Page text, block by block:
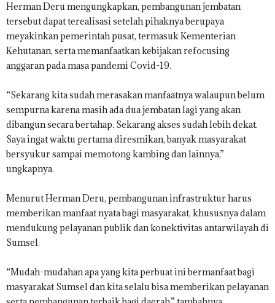
Herman Deru mengungkapkan, pembangunan jembatan
tersebut dapat terealisasi setelah pihaknya berupaya
meyakinkan pemerintah pusat, termasuk Kementerian
Kehutanan, serta memanfaatkan kebijakan refocusing
anggaran pada masa pandemi Covid-19.
“Sekarang kita sudah merasakan manfaatnya walaupun belum
sempurna karena masih ada dua jembatan lagi yang akan
dibangun secara bertahap. Sekarang akses sudah lebih dekat.
Saya ingat waktu pertama diresmikan, banyak masyarakat
bersyukur sampai memotong kambing dan lainnya,”
ungkapnya.
Menurut Herman Deru, pembangunan infrastruktur harus
memberikan manfaat nyata bagi masyarakat, khususnya dalam
mendukung pelayanan publik dan konektivitas antarwilayah di
Sumsel.
“Mudah-mudahan apa yang kita perbuat ini bermanfaat bagi
masyarakat Sumsel dan kita selalu bisa memberikan pelayanan